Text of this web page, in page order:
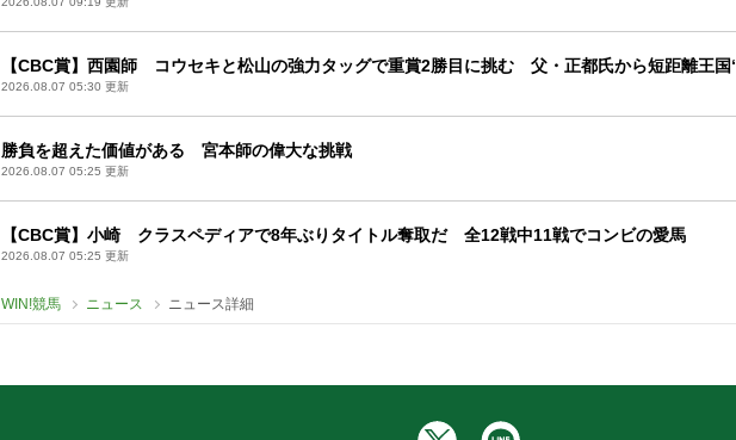
【CBC賞】西園師 コウセキと松山の強力タッグで重賞2勝目に挑む 父・正都氏から短距離王国
2026.08.07 05:30 更新
勝負を超えた価値がある 宮本師の偉大な挑戦
2026.08.07 05:25 更新
【CBC賞】小崎 クラスペディアで8年ぶりタイトル奪取だ 全12戦中11戦でコンビの愛馬
2026.08.07 05:25 更新
WIN!競馬 ニュース ニュース詳細